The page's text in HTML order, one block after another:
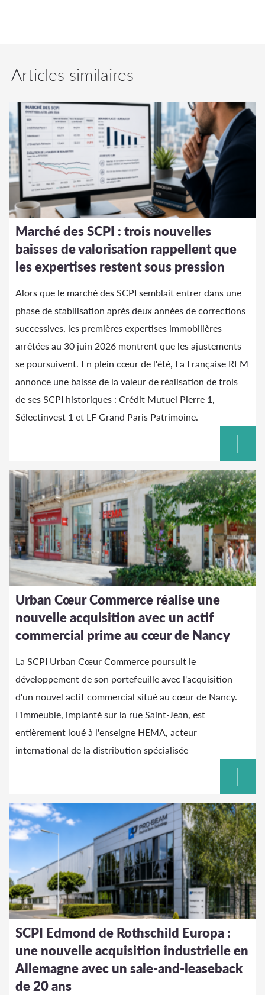
Articles similaires
Marché des SCPI : trois nouvelles
baisses de valorisation rappellent que
les expertises restent sous pression
Alors que le marché des SCPI semblait entrer dans une
phase de stabilisation après deux années de corrections
successives, les premières expertises immobilières
arrêtées au 30 juin 2026 montrent que les ajustements
se poursuivent. En plein cœur de l'été, La Française REM
annonce une baisse de la valeur de réalisation de trois
de ses SCPI historiques : Crédit Mutuel Pierre 1,
Sélectinvest 1 et LF Grand Paris Patrimoine.
Urban Cœur Commerce réalise une
nouvelle acquisition avec un actif
commercial prime au cœur de Nancy
La SCPI Urban Cœur Commerce poursuit le
développement de son portefeuille avec l'acquisition
d'un nouvel actif commercial situé au cœur de Nancy.
L'immeuble, implanté sur la rue Saint-Jean, est
entièrement loué à l'enseigne HEMA, acteur
international de la distribution spécialisée
SCPI Edmond de Rothschild Europa :
une nouvelle acquisition industrielle en
Allemagne avec un sale-and-leaseback
de 20 ans